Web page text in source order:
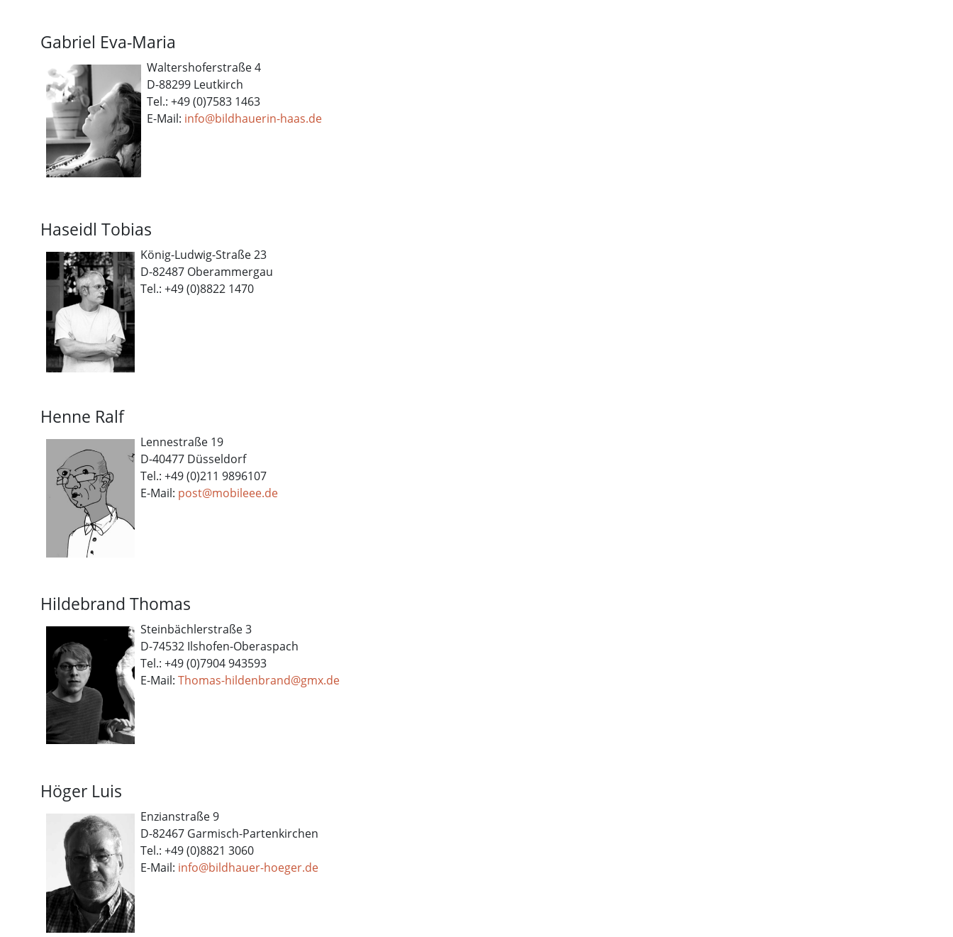
Gabriel Eva-Maria
Waltershoferstraße 4
D-88299 Leutkirch
Tel.: +49 (0)7583 1463
E-Mail: info@bildhauerin-haas.de
Haseidl Tobias
König-Ludwig-Straße 23
D-82487 Oberammergau
Tel.: +49 (0)8822 1470
Henne Ralf
Lennestraße 19
D-40477 Düsseldorf
Tel.: +49 (0)211 9896107
E-Mail: post@mobileee.de
Hildebrand Thomas
Steinbächlerstraße 3
D-74532 Ilshofen-Oberaspach
Tel.: +49 (0)7904 943593
E-Mail: Thomas-hildenbrand@gmx.de
Höger Luis
Enzianstraße 9
D-82467 Garmisch-Partenkirchen
Tel.: +49 (0)8821 3060
E-Mail: info@bildhauer-hoeger.de